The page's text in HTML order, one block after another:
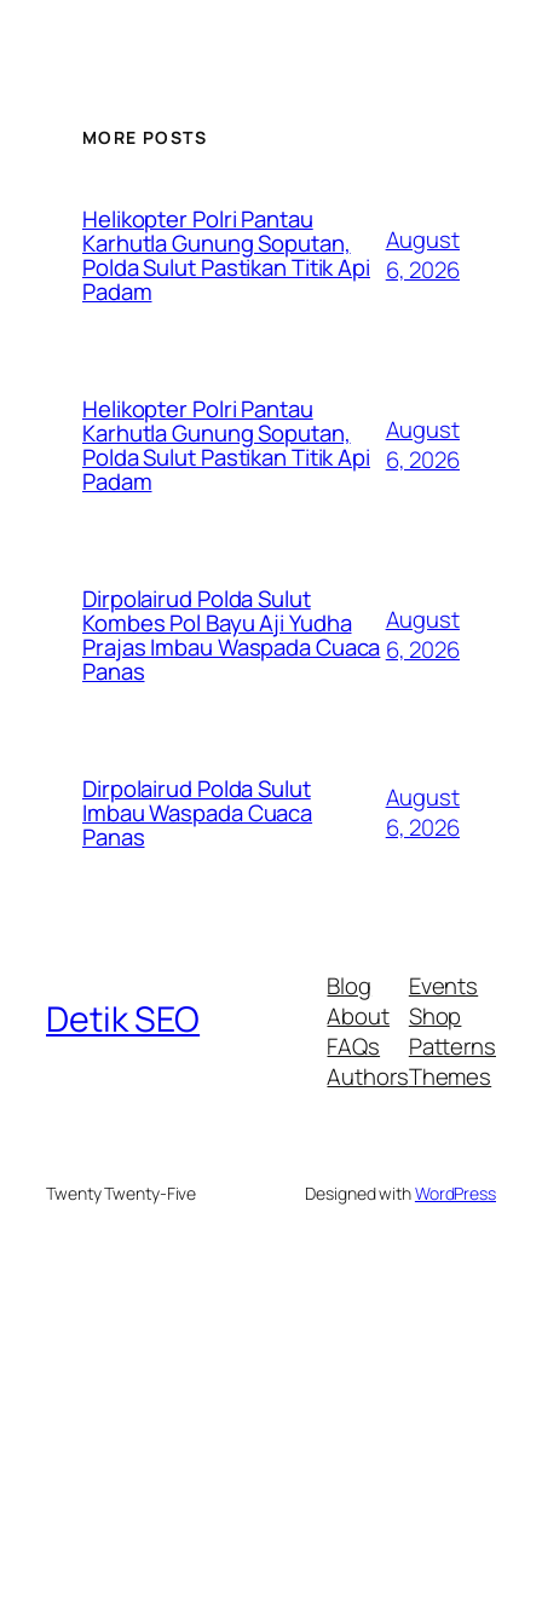
MORE POSTS
Helikopter Polri Pantau
Karhutla Gunung Soputan,
Polda Sulut Pastikan Titik Api
Padam
August
6, 2026
Helikopter Polri Pantau
Karhutla Gunung Soputan,
Polda Sulut Pastikan Titik Api
Padam
August
6, 2026
Dirpolairud Polda Sulut
Kombes Pol Bayu Aji Yudha
Prajas Imbau Waspada Cuaca
Panas
August
6, 2026
Dirpolairud Polda Sulut
Imbau Waspada Cuaca
Panas
August
6, 2026
Detik SEO
Blog
About
FAQs
Authors
Events
Shop
Patterns
Themes
Twenty Twenty-Five Designed withWordPress